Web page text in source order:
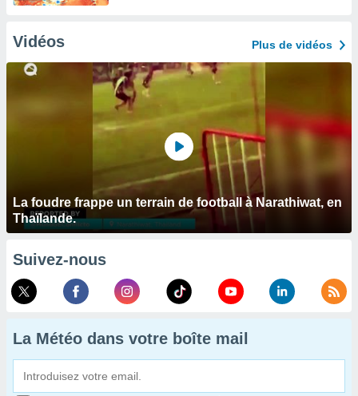
Vidéos Plus de vidéos
La foudre frappe un terrain de football à Narathiwat, en
Thaïlande.
Suivez-nous
La Météo dans votre boîte mail